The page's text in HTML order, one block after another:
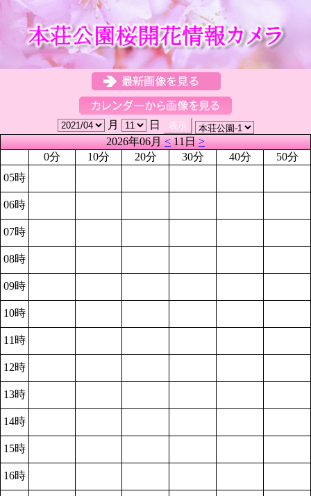
月
日
2026年06月<11日>
0分
10分 20分 30分 40分
50分
05時
06時
07時
08時
09時
10時
11時
12時
13時
14時
15時
16時